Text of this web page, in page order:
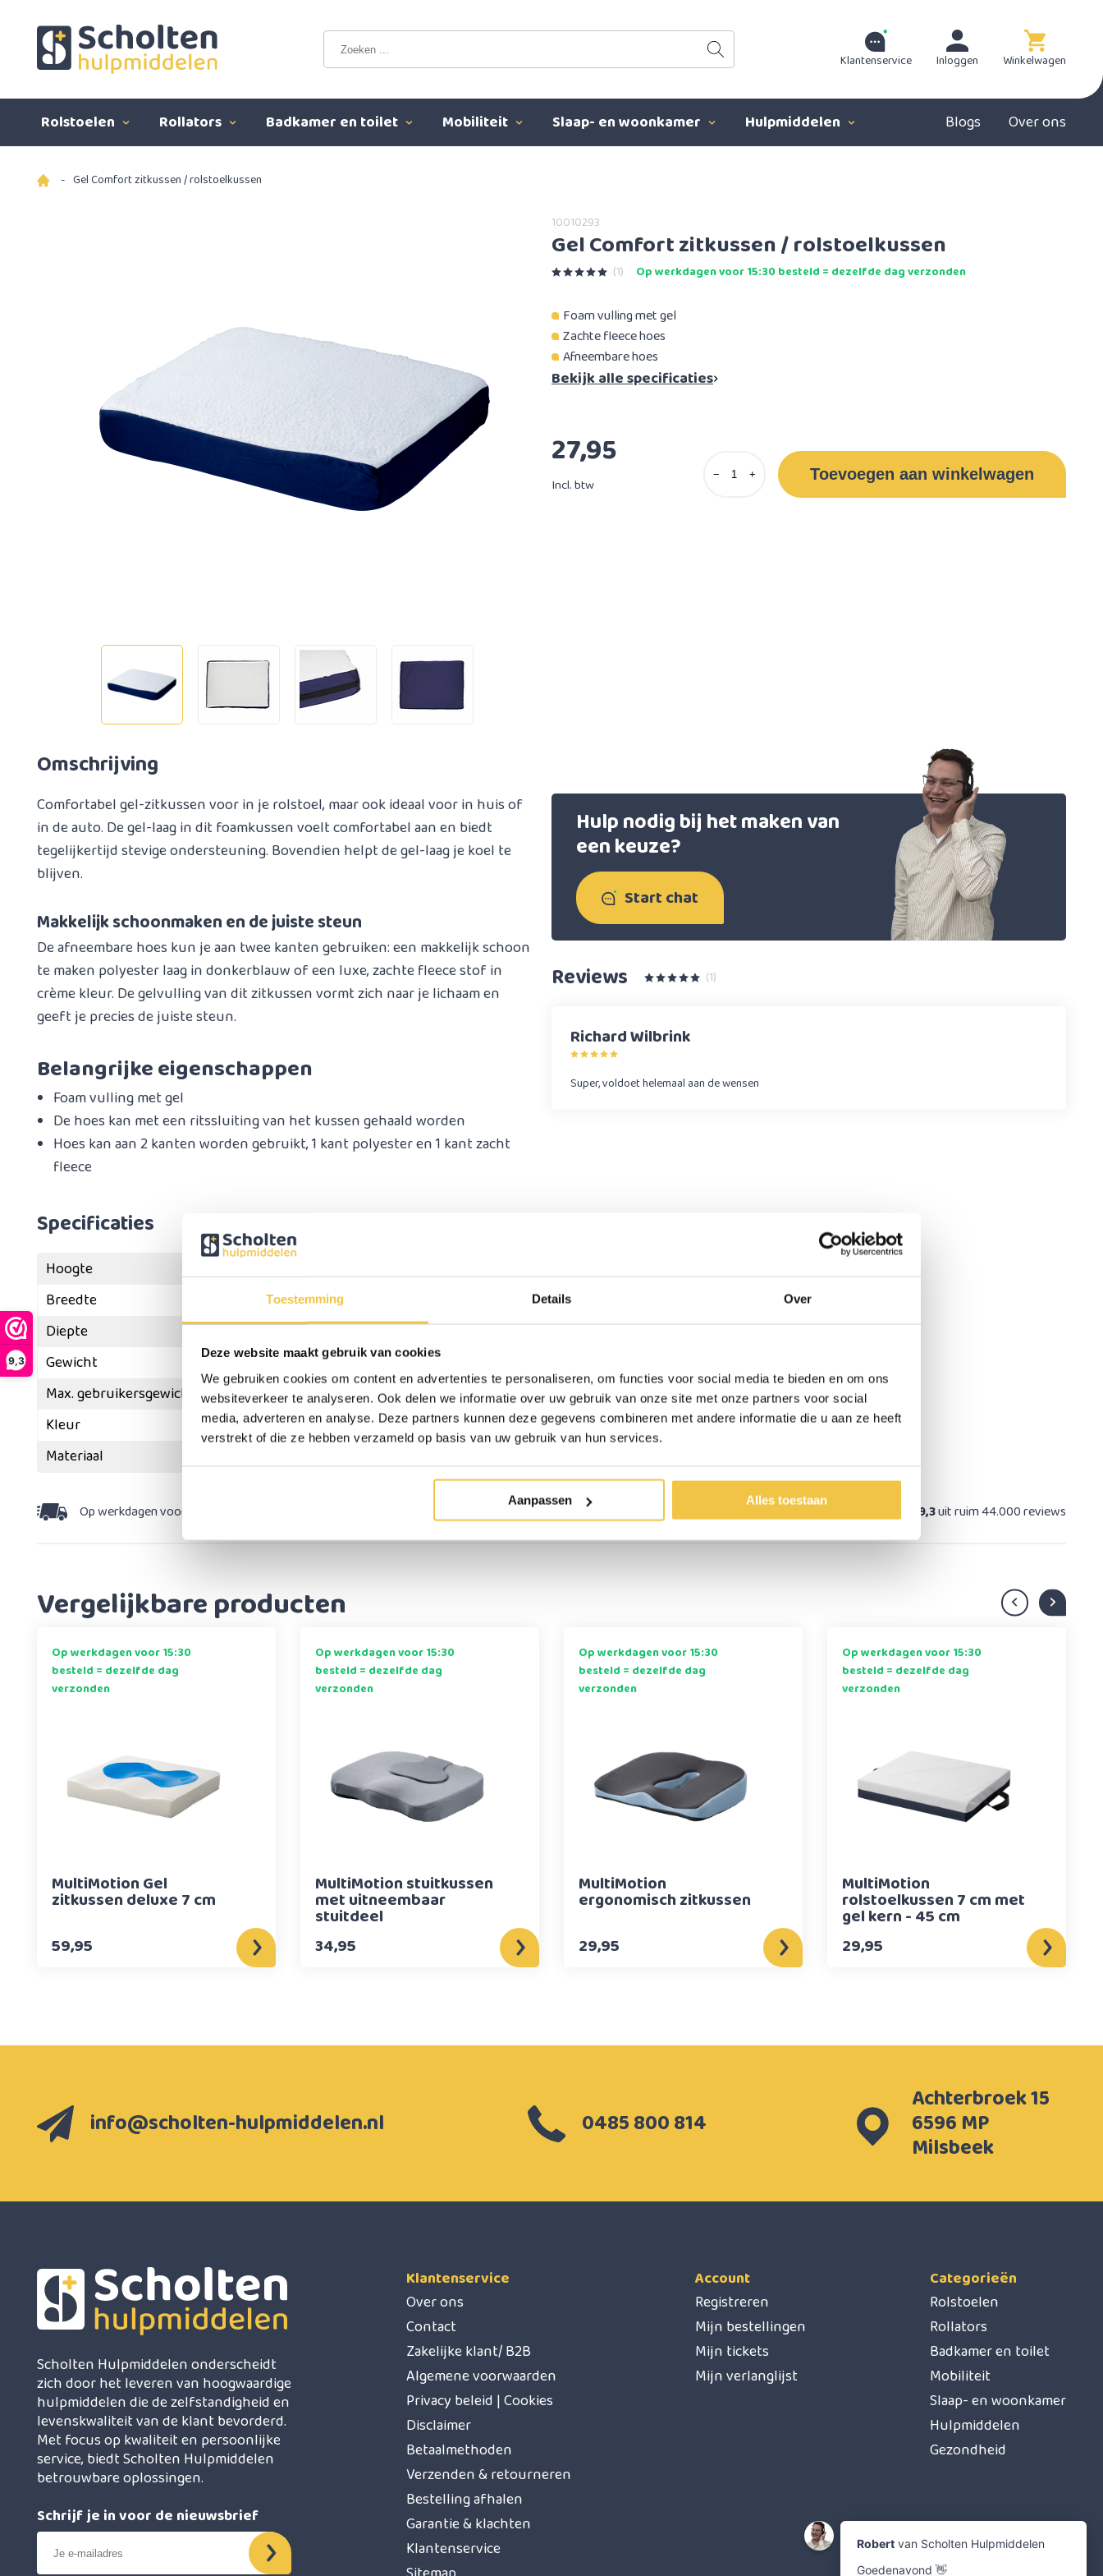
Toestemming Details Over
Deze website maakt gebruik van cookies
We gebruiken cookies om content en advertenties te personaliseren, om functies voor social media te bieden en om ons
websiteverkeer te analyseren. Ook delen we informatie over uw gebruik van onze site met onze partners voor social
media, adverteren en analyse. Deze partners kunnen deze gegevens combineren met andere informatie die u aan ze heeft
verstrekt of die ze hebben verzameld op basis van uw gebruik van hun services.
Aanpassen Alles toestaan
9,3
Klantenservice Inloggen Winkelwagen
Rolstoelen Rollators Badkamer en toilet Mobiliteit Slaap- en woonkamer Hulpmiddelen Blogs Over ons
- Gel Comfort zitkussen / rolstoelkussen
10010293
Gel Comfort zitkussen / rolstoelkussen
(1) Op werkdagen voor 15:30 besteld = dezelfde dag verzonden
Foam vulling met gel
Zachte fleece hoes
Afneembare hoes
Bekijk alle specificaties
27,95
Incl. btw
− + Toevoegen aan winkelwagen
Omschrijving
Comfortabel gel-zitkussen voor in je rolstoel, maar ook ideaal voor in huis of
in de auto. De gel-laag in dit foamkussen voelt comfortabel aan en biedt
tegelijkertijd stevige ondersteuning. Bovendien helpt de gel-laag je koel te
blijven.
Makkelijk schoonmaken en de juiste steun
De afneembare hoes kun je aan twee kanten gebruiken: een makkelijk schoon
te maken polyester laag in donkerblauw of een luxe, zachte fleece stof in
crème kleur. De gelvulling van dit zitkussen vormt zich naar je lichaam en
geeft je precies de juiste steun.
Belangrijke eigenschappen
Foam vulling met gel
De hoes kan met een ritssluiting van het kussen gehaald worden
Hoes kan aan 2 kanten worden gebruikt, 1 kant polyester en 1 kant zacht
fleece
Specificaties
Hoogte
Breedte
Diepte
36 cm
Gewicht
Max. gebruikersgewicht
100 kg
Kleur
Donkerblauw met crème kleur
Materiaal
Hulp nodig bij het maken van
een keuze?
Start chat
Reviews (1)
Richard Wilbrink
Super, voldoet helemaal aan de wensen
Op werkdagen voor 15:30 besteld, Persoonlijk 9,3uit ruim 44.000 reviews
Vergelijkbare producten
Op werkdagen voor 15:30
besteld = dezelfde dag
verzonden
MultiMotion Gel
zitkussen deluxe 7 cm
59,95
Op werkdagen voor 15:30
besteld = dezelfde dag
verzonden
MultiMotion stuitkussen
met uitneembaar
stuitdeel
34,95
Op werkdagen voor 15:30
besteld = dezelfde dag
verzonden
MultiMotion
ergonomisch zitkussen
29,95
Op werkdagen voor 15:30
besteld = dezelfde dag
verzonden
MultiMotion
rolstoelkussen 7 cm met
gel kern - 45 cm
29,95
info@scholten-hulpmiddelen.nl 0485 800 814
Achterbroek 15
6596 MP
Milsbeek
Scholten Hulpmiddelen onderscheidt
zich door het leveren van hoogwaardige
hulpmiddelen die de zelfstandigheid en
levenskwaliteit van de klant bevorderd.
Met focus op kwaliteit en persoonlijke
service, biedt Scholten Hulpmiddelen
betrouwbare oplossingen.
Schrijf je in voor de nieuwsbrief
Klantenservice
Over ons
Contact
Zakelijke klant/ B2B
Algemene voorwaarden
Privacy beleid | Cookies
Disclaimer
Betaalmethoden
Verzenden & retourneren
Bestelling afhalen
Garantie & klachten
Klantenservice
Account
Registreren
Mijn bestellingen
Mijn tickets
Mijn verlanglijst
Categorieën
Rolstoelen
Rollators
Badkamer en toilet
Mobiliteit
Slaap- en woonkamer
Hulpmiddelen
Gezondheid